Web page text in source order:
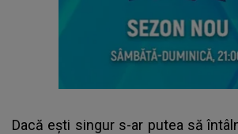
Dacă ești singur s-ar putea să